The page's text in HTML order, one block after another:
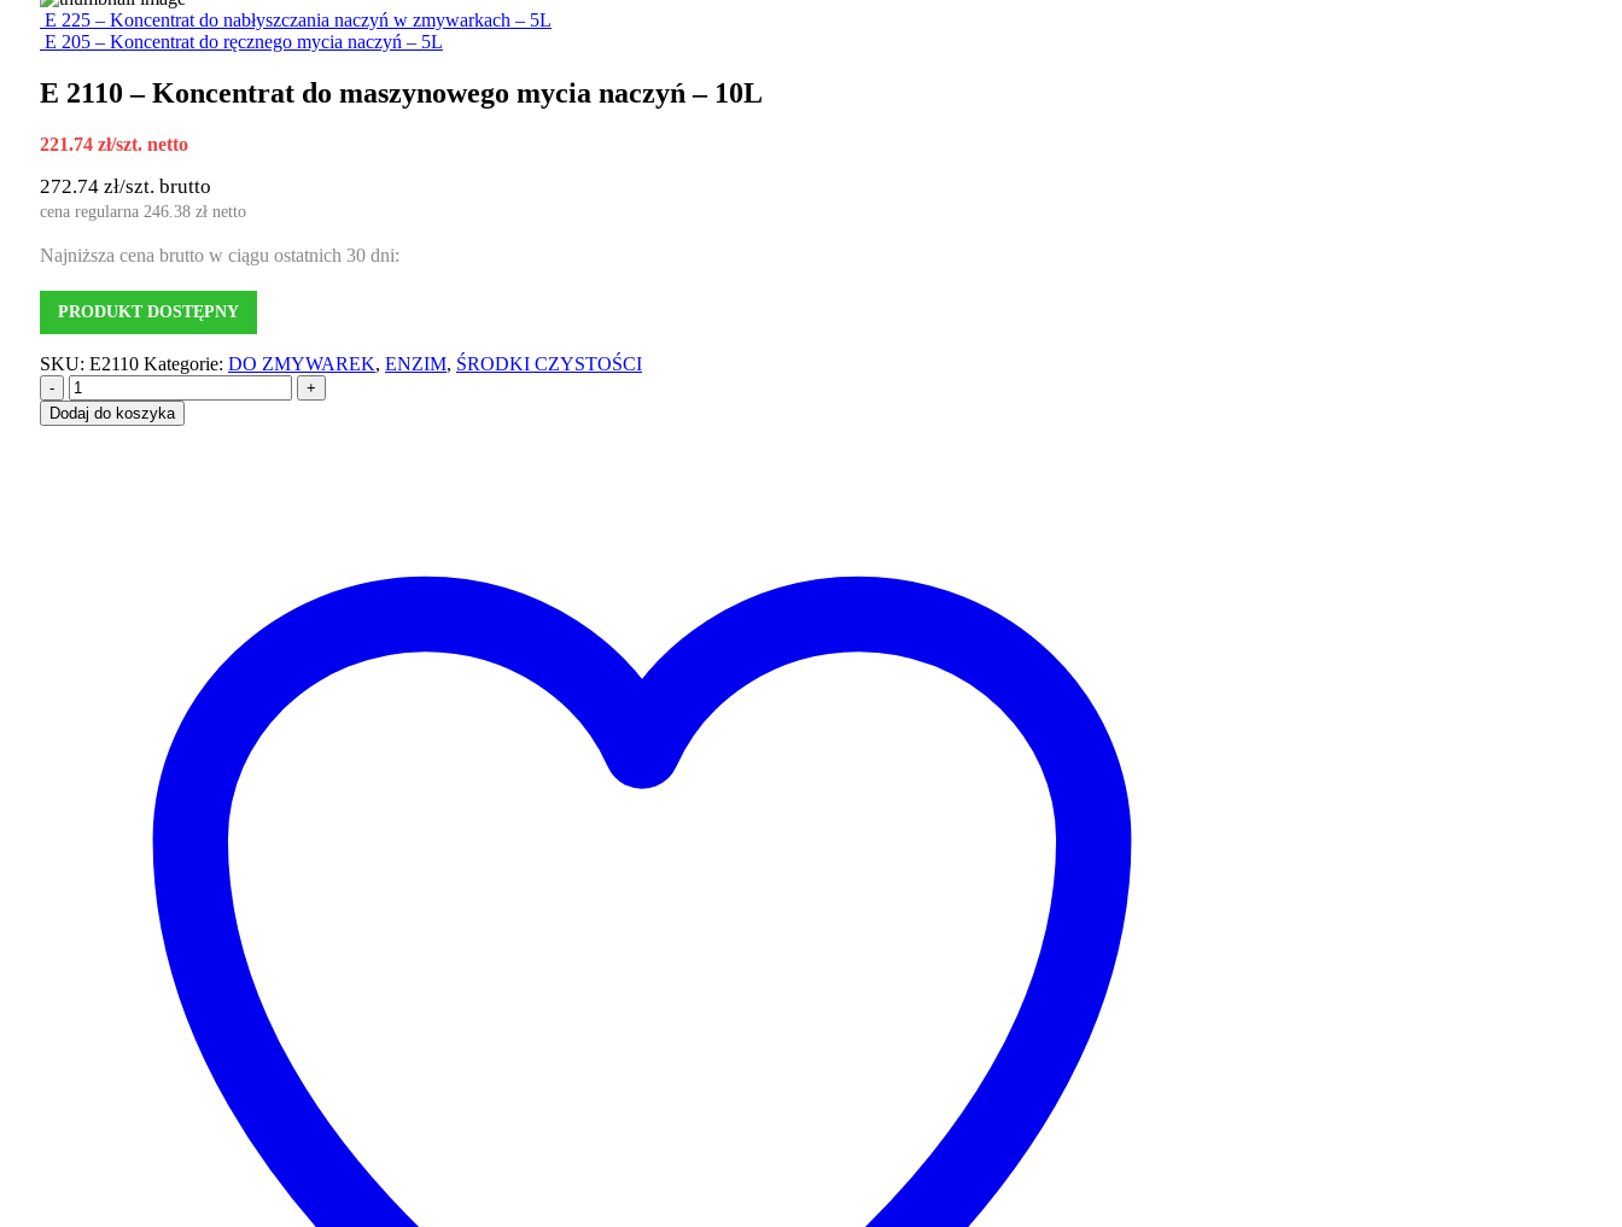
E 225 – Koncentrat do nabłyszczania naczyń w zmywarkach – 5L
E 205 – Koncentrat do ręcznego mycia naczyń – 5L
E 2110 – Koncentrat do maszynowego mycia naczyń – 10L
221.74 zł/szt. netto
272.74 zł/szt. brutto
cena regularna 246.38 zł netto
Najniższa cena brutto w ciągu ostatnich 30 dni:
PRODUKT DOSTĘPNY
SKU: E2110 Kategorie: DO ZMYWAREK, ENZIM, ŚRODKI CZYSTOŚCI
-
+
Dodaj do koszyka